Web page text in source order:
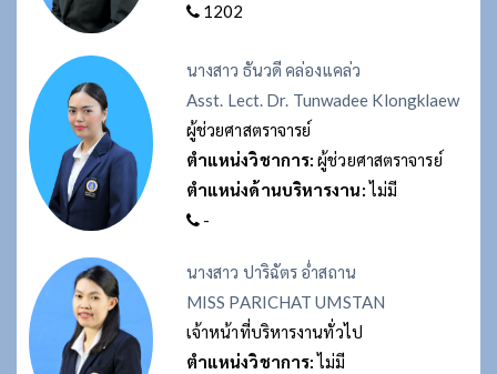
1202
นางสาว ธันวดี คล่องแคล่ว
Asst. Lect. Dr. Tunwadee Klongklaew
ผู้ช่วยศาสตราจารย์
ตำแหน่งวิชาการ: ผู้ช่วยศาสตราจารย์
ตำแหน่งด้านบริหารงาน:ไม่มี
-
นางสาว ปาริฉัตร อ่ำสถาน
MISS PARICHAT UMSTAN
เจ้าหน้าที่บริหารงานทั่วไป
ตำแหน่งวิชาการ:ไม่มี